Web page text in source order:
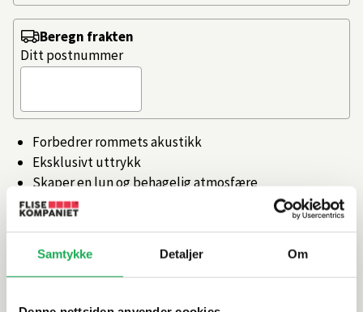
Samtykke Detaljer Om
Forbedrer rommets akustikk
Eksklusivt uttrykk
Skaper en lun og behagelig atmosfære
Passer både vegg og tak
Moderne design med synlige lameller
Artikkelnr.101792242
Beregn frakten
Ditt postnummer